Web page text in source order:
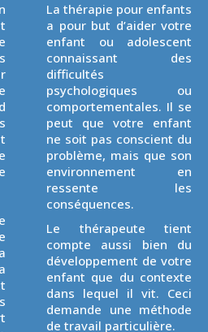
La thérapie pour enfants
a pour but d’aider votre
enfant ou adolescent
connaissant des
difficultés
psychologiques ou
comportementales. Il se
peut que votre enfant
ne soit pas conscient du
problème, mais que son
environnement en
ressente les
conséquences.
Le thérapeute tient
compte aussi bien du
développement de votre
enfant que du contexte
dans lequel il vit. Ceci
demande une méthode
de travail particulière.